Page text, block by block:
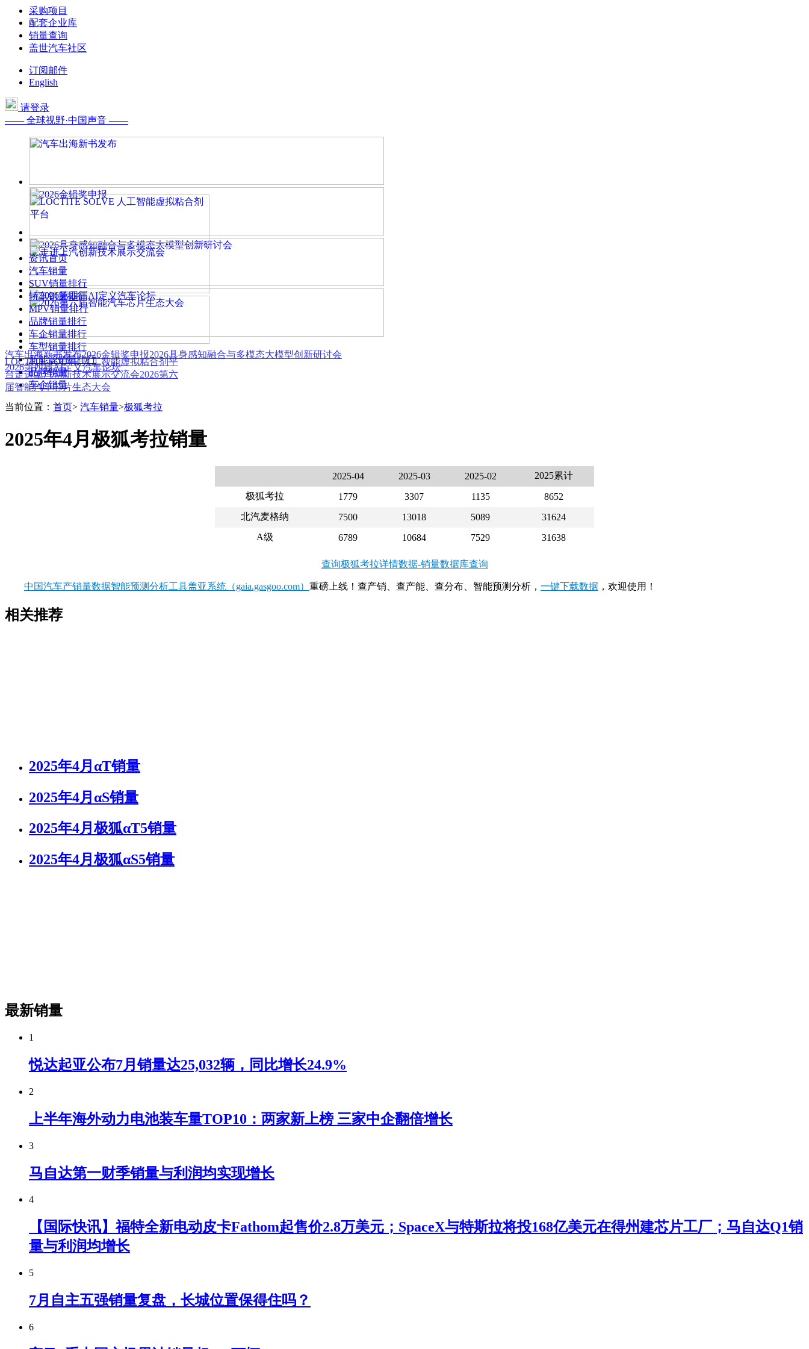
采购项目
配套企业库
销量查询
盖世汽车社区
订阅邮件
English
请登录
—— 全球视野·中国声音 ——
汽车出海新书发布2026金辑奖申报2026具身感知融合与多模态大模型创新研讨会
2026第四届AI定义汽车论坛
LOCTITE SOLVE 人工智能虚拟粘合剂平
台走进上汽创新技术展示交流会2026第六
届智能汽车芯片生态大会
资讯首页
汽车销量
SUV销量排行
轿车销量排行
MPV销量排行
品牌销量排行
车企销量排行
车型销量排行
新能源销量排行
品牌销量
车企销量
当前位置： 首页> 汽车销量>极狐考拉
2025年4月极狐考拉销量
2025-04 2025-03 2025-02
2025累计
极狐考拉
1779 3307 1135
8652
北汽麦格纳
7500 13018 5089
31624
A级
6789 10684 7529 31638
查询极狐考拉详情数据-销量数据库查询
中国汽车产销量数据智能预测分析工具盖亚系统（gaia.gasgoo.com） 重磅上线！查产销、查产能、查分布、智能预测分析， 一键下载数据 ，欢迎使用！
相关推荐
2025年4月αT销量
2025年4月αS销量
2025年4月极狐αT5销量
2025年4月极狐αS5销量
最新销量
1
悦达起亚公布7月销量达25,032辆，同比增长24.9%
2
上半年海外动力电池装车量TOP10：两家新上榜 三家中企翻倍增长
3
马自达第一财季销量与利润均实现增长
4
【国际快讯】福特全新电动皮卡Fathom起售价2.8万美元；SpaceX与特斯拉将投168亿美元在得州建芯片工厂；马自达Q1销
量与利润均增长
5
7月自主五强销量复盘，长城位置保得住吗？
6